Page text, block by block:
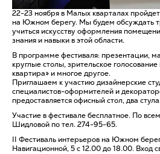
22-23 ноября в Малых кварталах
на Южном берегу. Мы будем обсуждать
учиться искусству оформления
знания и навыки в этой области.
В программе фестиваля: презентации,
круглые столы, зрительское
квартира» и многое другое.
Приглашаем к участию дизайнерские
специалистов-оформителей и
предоставляется офисный стол, два
Участие в фестивале бесплатное. По
Шидловой по тел. 274-95-65.
II Фестиваль интерьеров на Южном
Навигационной, 5 с 12.00 до 18.00. Вход